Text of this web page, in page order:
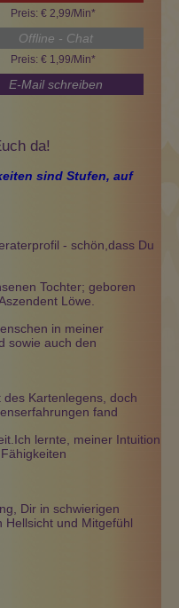
Preis: € 2,99/Min*
Offline - Chat
Preis: € 1,99/Min*
E-Mail schreiben
da!
sind Stufen, auf
- schön,dass Du
Tochter; geboren
Löwe.
in meiner
sowie auch den
Kartenlegens, doch
fand
lernte, meiner Intuition
Dir in schwierigen
Hellsicht und Mitgefühl